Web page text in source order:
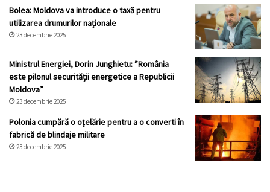
Bolea: Moldova va introduce o taxă pentru
utilizarea drumurilor naționale
23 decembrie 2025
Ministrul Energiei, Dorin Junghietu: ”România
este pilonul securității energetice a Republicii
Moldova”
23 decembrie 2025
Polonia cumpără o oţelărie pentru a o converti în
fabrică de blindaje militare
23 decembrie 2025